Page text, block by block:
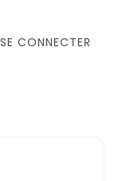
SE CONNECTER